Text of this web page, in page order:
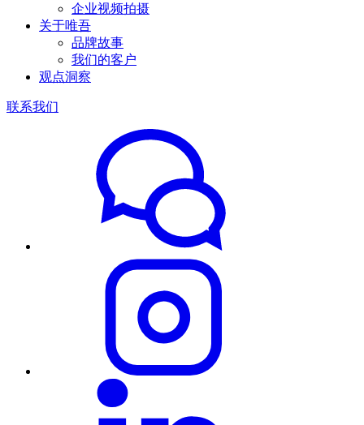
企业视频拍摄
关于唯吾
品牌故事
我们的客户
观点洞察
联系我们